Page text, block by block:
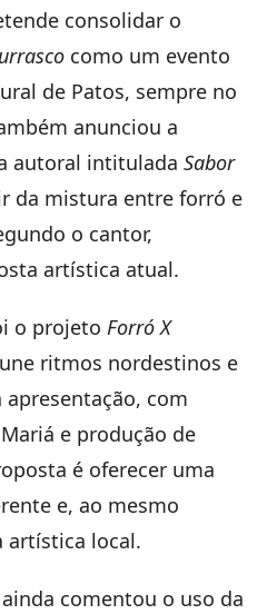
consolidar o
como um evento
de Patos, sempre no
anunciou a
autoral intitulada Sabor
da mistura entre forró e
o cantor,
artística atual.
o projeto Forró X
ritmos nordestinos e
com
e produção de
é oferecer uma
e, ao mesmo
artística local.
comentou o uso da